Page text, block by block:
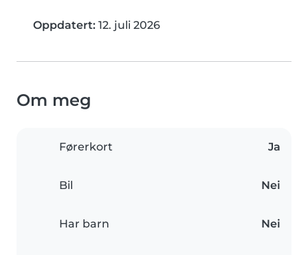
Oppdatert: 12. juli 2026
Om meg
Førerkort Ja
Bil Nei
Har barn Nei